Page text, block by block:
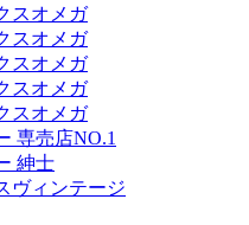
スオメガ
スオメガ
スオメガ
スオメガ
スオメガ
専売店NO.1
紳士
ヴィンテージ